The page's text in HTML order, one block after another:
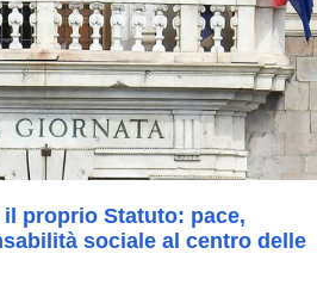
proprio Statuto: pace,
sociale al centro delle